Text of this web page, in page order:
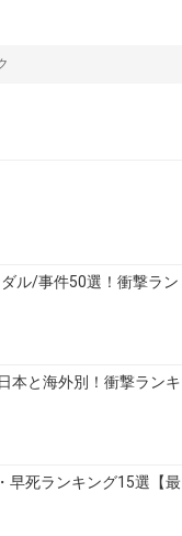
ル/事件50選！衝撃ラン
本と海外別！衝撃ランキ
早死ランキング15選【最